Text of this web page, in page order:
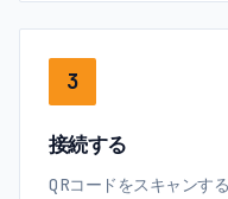
3
接続する
QRコードをスキャンす